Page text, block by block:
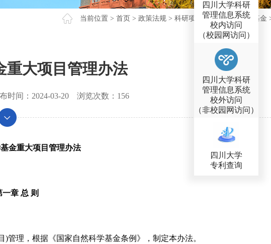
当前位置 > 首页 > 政策法规 > 科研项目 >国家自然科学基金
重大项目管理办法
时间： 2024-03-20 浏览次数： 156
金重大项目管理办法
一章 总 则
管理，根据《国家自然科学基金条例》，制定本办法。
四川大学科研
管理信息系统
校内访问
（校园网访问）
四川大学科研
管理信息系统
校外访问
（非校园网访问）
四川大学
专利查询